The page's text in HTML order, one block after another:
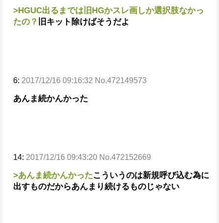
>HGUC出るまでは旧HGかスレ画しか選択肢なかっ
たの？
旧キット除けばそうだよ
6: 2017/12/16 09:16:32 No.472149573
あんま続かんかった
14: 2017/12/16 09:43:20 No.472152669
>あんま続かんかったこういうのは新規呼び込む為に
出すものだからあんまり続けるものじゃない